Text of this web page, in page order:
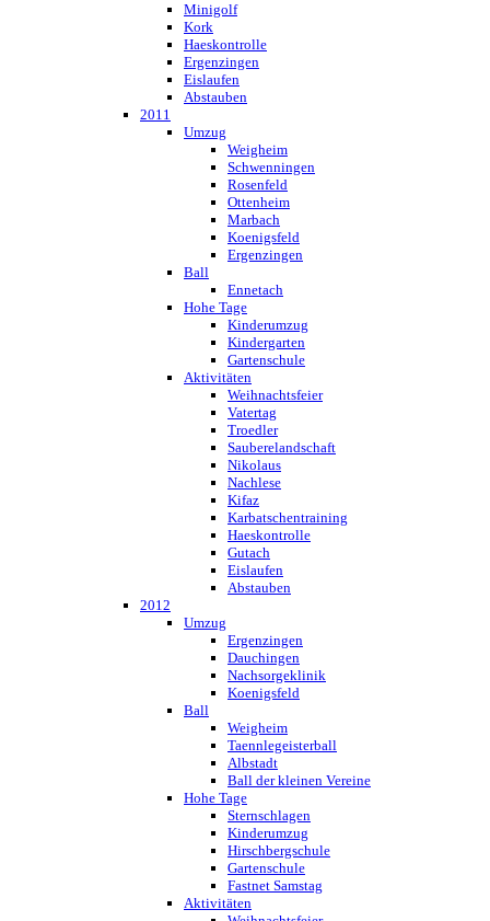
Minigolf
Kork
Haeskontrolle
Ergenzingen
Eislaufen
Abstauben
2011
Umzug
Weigheim
Schwenningen
Rosenfeld
Ottenheim
Marbach
Koenigsfeld
Ergenzingen
Ball
Ennetach
Hohe Tage
Kinderumzug
Kindergarten
Gartenschule
Aktivitäten
Weihnachtsfeier
Vatertag
Troedler
Sauberelandschaft
Nikolaus
Nachlese
Kifaz
Karbatschentraining
Haeskontrolle
Gutach
Eislaufen
Abstauben
2012
Umzug
Ergenzingen
Dauchingen
Nachsorgeklinik
Koenigsfeld
Ball
Weigheim
Taennlegeisterball
Albstadt
Ball der kleinen Vereine
Hohe Tage
Sternschlagen
Kinderumzug
Hirschbergschule
Gartenschule
Fastnet Samstag
Aktivitäten